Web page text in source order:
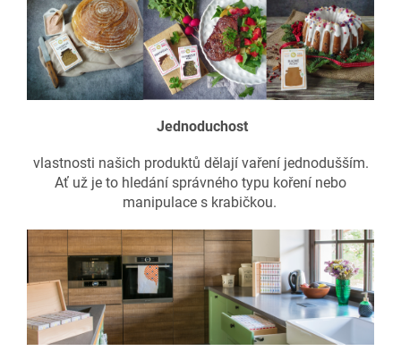
Jednoduchost
vlastnosti našich produktů dělají vaření jednodušším.
Ať už je to hledání správného typu koření nebo
manipulace s krabičkou.